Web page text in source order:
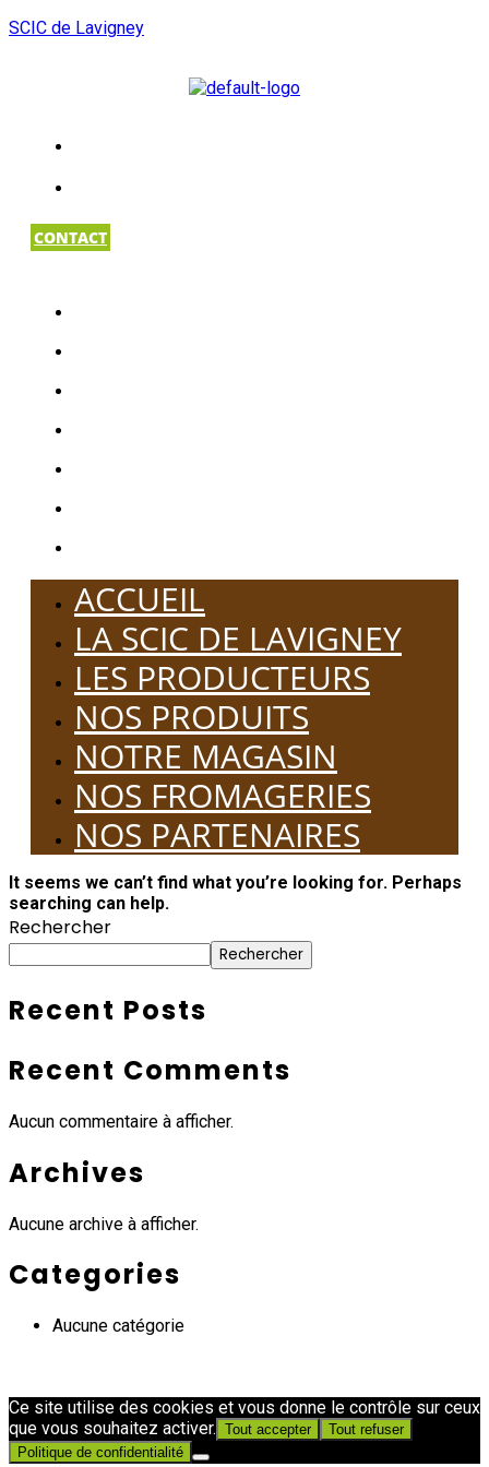
SCIC de Lavigney
CONTACT
ACCUEIL
LA SCIC DE LAVIGNEY
LES PRODUCTEURS
NOS PRODUITS
NOTRE MAGASIN
NOS FROMAGERIES
NOS PARTENAIRES
It seems we can’t find what you’re looking for. Perhaps
searching can help.
Rechercher
Rechercher
Recent Posts
Recent Comments
Aucun commentaire à afficher.
Archives
Aucune archive à afficher.
Categories
Aucune catégorie
Ce site utilise des cookies et vous donne le contrôle sur ceux
que vous souhaitez activer. Tout accepter
Tout refuser
Politique de confidentialité